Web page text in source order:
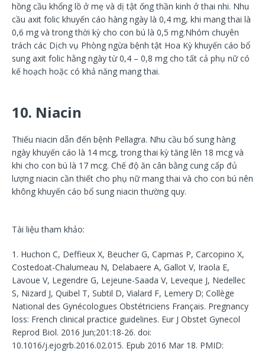
hồng cầu khổng lồ ở mẹ và dị tật ống thần kinh ở thai nhi. Nhu
cầu axit folic khuyến cáo hàng ngày là 0,4 mg, khi mang thai là
0,6 mg và trong thời kỳ cho con bú là 0,5 mg.Nhóm chuyên
trách các Dịch vụ Phòng ngừa bệnh tật Hoa Kỳ khuyến cáo bổ
sung axit folic hằng ngày từ 0,4 – 0,8 mg cho tất cả phụ nữ có
kế hoạch hoặc có khả năng mang thai.
10. Niacin
Thiếu niacin dẫn đến bệnh Pellagra. Nhu cầu bổ sung hàng
ngày khuyến cáo là 14 mcg, trong thai kỳ tăng lên 18 mcg và
khi cho con bú là 17 mcg. Chế độ ăn cân bằng cung cấp đủ
lượng niacin cần thiết cho phụ nữ mang thai và cho con bú nên
không khuyến cáo bổ sung niacin thường quy.
Tài liệu tham khảo:
1. Huchon C, Deffieux X, Beucher G, Capmas P, Carcopino X,
Costedoat-Chalumeau N, Delabaere A, Gallot V, Iraola E,
Lavoue V, Legendre G, Lejeune-Saada V, Leveque J, Nedellec
S, Nizard J, Quibel T, Subtil D, Vialard F, Lemery D; Collège
National des Gynécologues Obstétriciens Français. Pregnancy
loss: French clinical practice guidelines. Eur J Obstet Gynecol
Reprod Biol. 2016 Jun;201:18-26. doi:
10.1016/j.ejogrb.2016.02.015. Epub 2016 Mar 18. PMID: